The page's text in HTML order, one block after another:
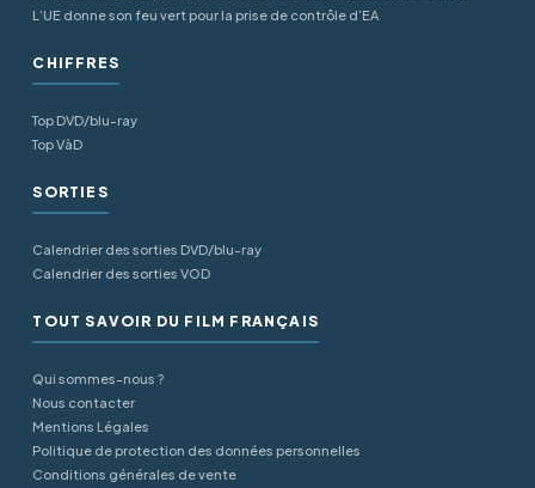
L’UE donne son feu vert pour la prise de contrôle d’EA
CHIFFRES
Top DVD/blu-ray
Top VàD
SORTIES
Calendrier des sorties DVD/blu-ray
Calendrier des sorties VOD
TOUT SAVOIR DU FILM FRANÇAIS
Qui sommes-nous ?
Nous contacter
Mentions Légales
Politique de protection des données personnelles
Conditions générales de vente